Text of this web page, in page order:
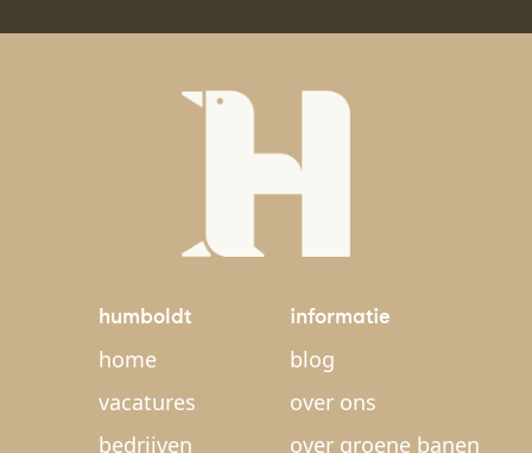
humboldt
home
vacatures
bedrijven
informatie
blog
over ons
over groene banen